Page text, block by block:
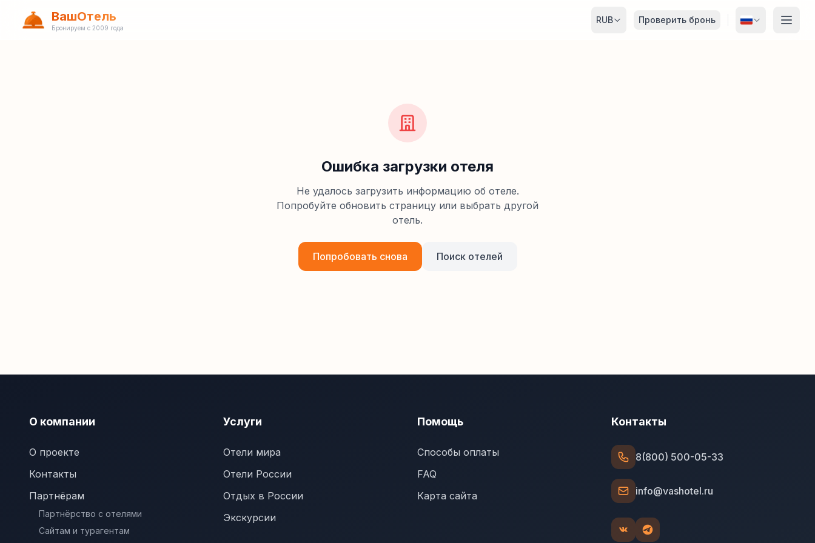
ВашОтель
Бронируем с 2009 года
RUB Проверить бронь
Ошибка загрузки отеля
Не удалось загрузить информацию об отеле.
Попробуйте обновить страницу или выбрать другой
отель.
Попробовать снова Поиск отелей
О компании
О проекте
Контакты
Партнёрам
Партнёрство с отелями
Сайтам и турагентам
Услуги
Отели мира
Отели России
Отдых в России
Экскурсии
Помощь
Способы оплаты
FAQ
Карта сайта
Контакты
8(800) 500-05-33
info@vashotel.ru